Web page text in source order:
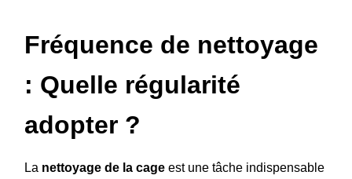
Fréquence de nettoyage
: Quelle régularité
adopter ?
La nettoyage de la cage est une tâche indispensable